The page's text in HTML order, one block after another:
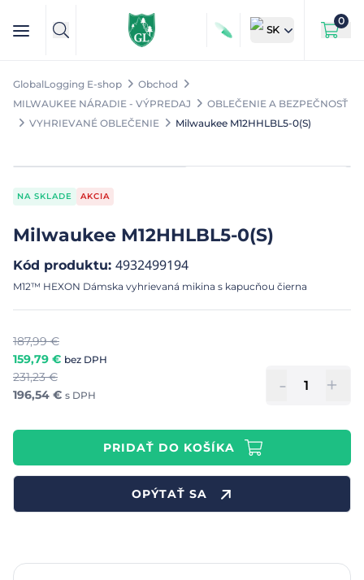
SK
0
GlobalLogging E-shop
Obchod
MILWAUKEE NÁRADIE - VÝPREDAJ
OBLEČENIE A BEZPEČNOSŤ
VYHRIEVANÉ OBLEČENIE
Milwaukee M12HHLBL5-0(S)
NA SKLADE AKCIA
Milwaukee M12HHLBL5-0(S)
Kód produktu: 4932499194
M12™ HEXON Dámska vyhrievaná mikina s kapucňou čierna
187,99€
159,79 € bez DPH
231,23€
196,54 € s DPH - +
PRIDAŤ DO KOŠÍKA
OPÝTAŤ SA